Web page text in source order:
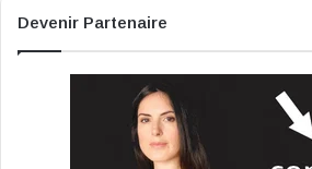
Devenir Partenaire